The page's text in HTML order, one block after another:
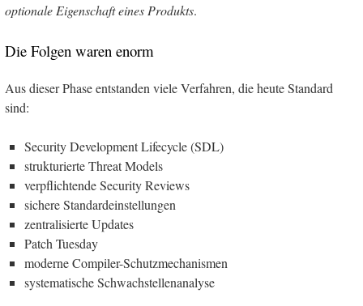
optionale Eigenschaft eines Produkts.
Die Folgen waren enorm
Aus dieser Phase entstanden viele Verfahren, die heute Standard
sind:
Security Development Lifecycle (SDL)
strukturierte Threat Models
verpflichtende Security Reviews
sichere Standardeinstellungen
zentralisierte Updates
Patch Tuesday
moderne Compiler-Schutzmechanismen
systematische Schwachstellenanalyse